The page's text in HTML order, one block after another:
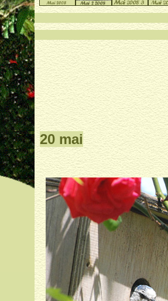
20 mai